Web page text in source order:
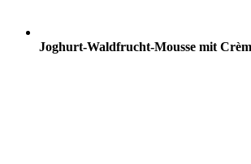
Joghurt-Waldfrucht-Mousse mit